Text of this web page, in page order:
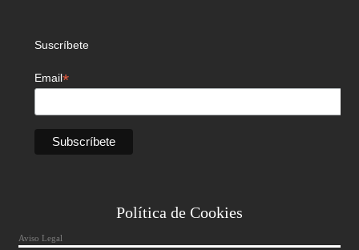
Suscríbete
Email*
Política de Cookies
Aviso Legal